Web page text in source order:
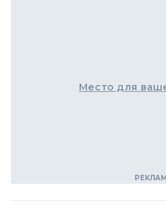
Место для